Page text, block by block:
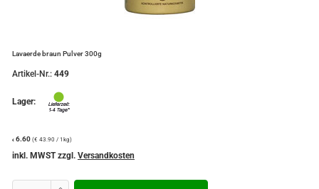
Lavaerde braun Pulver 300g
Artikel-Nr.: 449
Lager:
€ 6.60 (€ 43.90 / 1kg)
inkl. MWST zzgl. Versandkosten